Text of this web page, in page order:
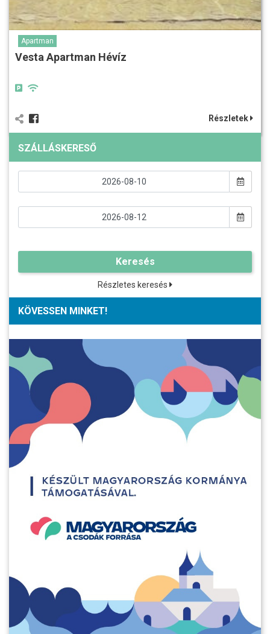
Apartman
Vesta Apartman Hévíz
Részletek
SZÁLLÁSKERESŐ
Keresés
Részletes keresés
KÖVESSEN MINKET!